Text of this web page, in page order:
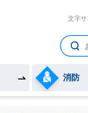
町村圏整備組合公式ホ
文字
消防